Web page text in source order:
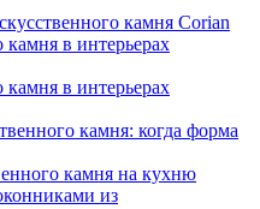
камня Corian
в интерьерах
в интерьерах
камня: когда форма
камня на кухню
из